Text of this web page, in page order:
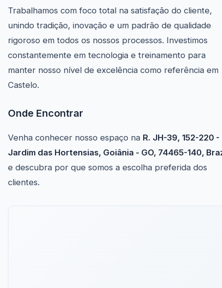
Trabalhamos com foco total na satisfação do cliente,
unindo tradição, inovação e um padrão de qualidade
rigoroso em todos os nossos processos. Investimos
constantemente em tecnologia e treinamento para
manter nosso nível de excelência como referência em
Castelo.
Onde Encontrar
Venha conhecer nosso espaço na R. JH-39, 152-220 -
Jardim das Hortensias, Goiânia - GO, 74465-140,
e descubra por que somos a escolha preferida dos
clientes.